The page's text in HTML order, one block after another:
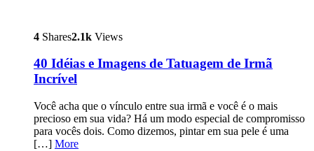
4 Shares2.1k Views
40 Idéias e Imagens de Tatuagem de Irmã
Incrível
Você acha que o vínculo entre sua irmã e você é o mais
precioso em sua vida? Há um modo especial de compromisso
para vocês dois. Como dizemos, pintar em sua pele é uma
[…] More